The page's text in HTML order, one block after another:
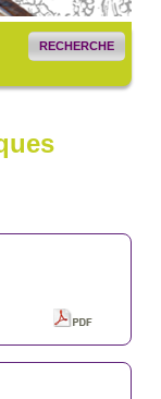
RECHERCHE